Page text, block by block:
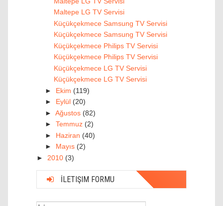
Maltepe LG TV Servisi
Küçükçekmece Samsung TV Servisi
Küçükçekmece Samsung TV Servisi
Küçükçekmece Philips TV Servisi
Küçükçekmece Philips TV Servisi
Küçükçekmece LG TV Servisi
Küçükçekmece LG TV Servisi
► Ekim (119)
► Eylül (20)
► Ağustos (82)
► Temmuz (2)
► Haziran (40)
► Mayıs (2)
► 2010 (3)
İLETIŞIM FORMU